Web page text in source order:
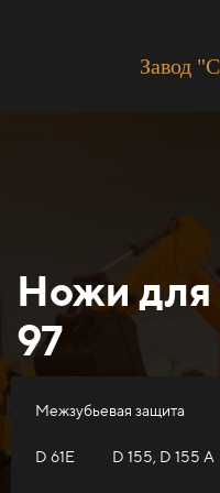
Завод
Ножи для
97
Межзубьевая защита
D 61E D 155, D 155 A